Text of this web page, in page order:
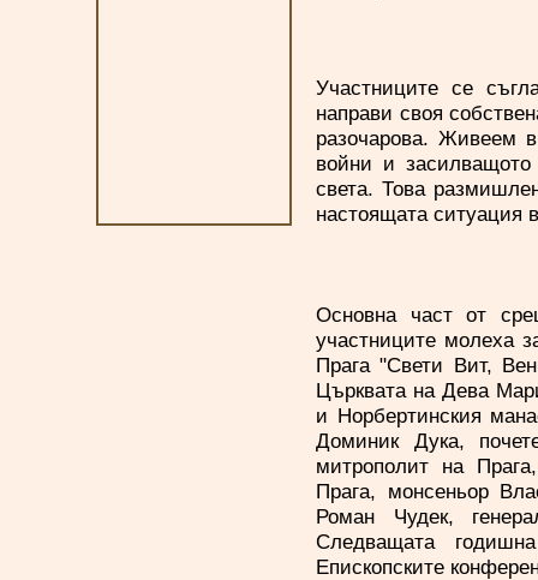
Участниците се
направи своя
разочарова. Живеем
войни и
света. Това
настоящата ситуация
Основна част от
участниците молеха
Прага "Свети Вит,
Църквата на Дева
и Норбертинския
Доминик Дука,
митрополит на
Прага, монсеньор
Роман Чудек,
Следващата
Епископските